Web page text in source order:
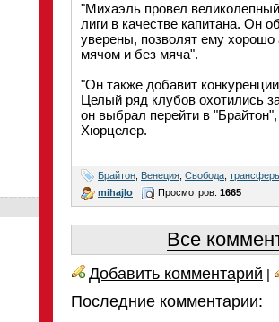
"Михаэль провел
лиги в качестве капитана. Он
уверены, позволят ему хорошо
мячом и без мяча".
"Он также добавит
Целый ряд клубов охотились
он выбрал перейти в
Хюрцелер.
Брайтон Венеция Свобода
mihajlo
Просмотров: 1665
Все
Добавить комментарий |
Последние комментарии: